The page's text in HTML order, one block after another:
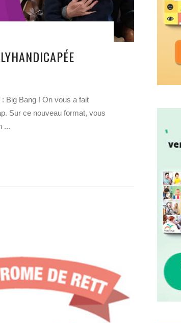
Big Bang ! On vous a fait
Sur ce nouveau format, vous
...